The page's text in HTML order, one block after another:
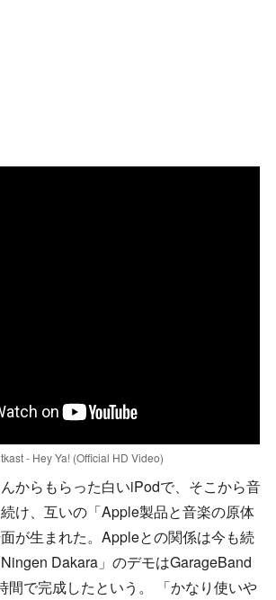
- Hey Ya! (Official HD Video)
からもらった白いiPodで、そこから音
け、互いの「Apple製品と音楽の原体
が生まれた。Appleとの関係は今も続
Dakara」のデモはGarageBand
間で完成したという。 「かなり使いや